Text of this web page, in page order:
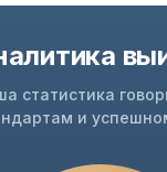
статистика
и